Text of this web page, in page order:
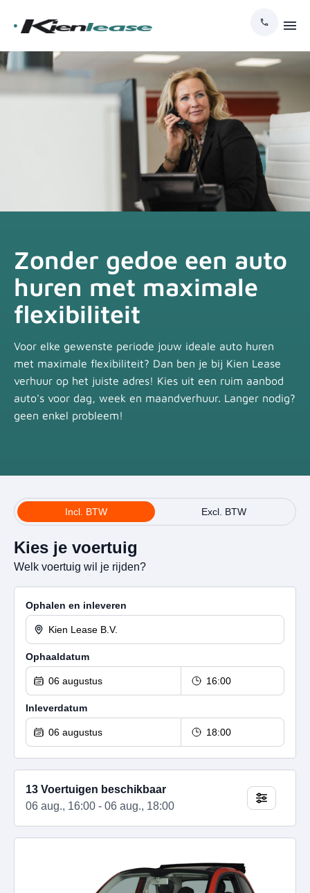
Zonder gedoe een auto
huren met maximale
flexibiliteit
Voor elke gewenste periode jouw ideale auto huren
met maximale flexibiliteit? Dan ben je bij Kien Lease
verhuur op het juiste adres! Kies uit een ruim aanbod
auto's voor dag, week en maandverhuur. Langer nodig?
geen enkel probleem!